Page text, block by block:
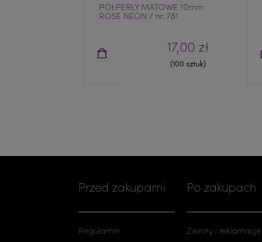
PÓŁPERŁY MATOWE 10mm
ROSE NEON / nr. 781
17,00 zł
(100 sztuk)
Przed zakupami
Regulamin
Po zakupach
Zwroty i reklamacje